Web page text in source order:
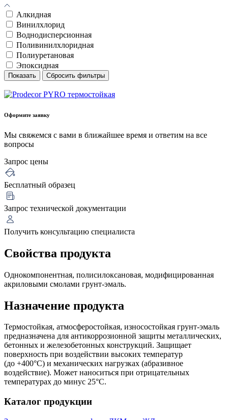
Алкидная
Винилхлорид
Воднодисперсионная
Поливинилхлоридная
Полиуретановая
Эпоксидная
Показать Сбросить фильтры
Оформите заявку
Мы свяжемся с вами в ближайшее время и ответим на все
вопросы
Запрос цены
Бесплатный образец
Запрос технической документации
Получить консультацию специалиста
Свойства продукта
Однокомпонентная, полисилоксановая, модифицированная
акриловыми смолами грунт-эмаль.
Назначение продукта
Термостойкая, атмосферостойкая, износостойкая грунт-эмаль
предназначена для антикоррозионной защиты металлических,
бетонных и железобетонных конструкций. Защищает
поверхность при воздействии высоких температур
(до +400°С) и механических нагрузках (абразивное
воздействие). Может наноситься при отрицательных
температурах до минус 25°С.
Каталог продукции